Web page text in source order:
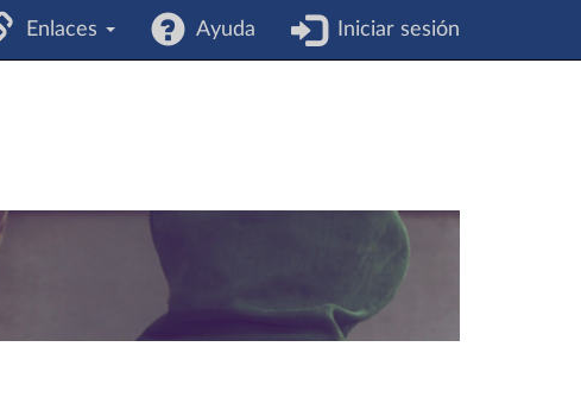
Enlaces Ayuda Iniciar sesión